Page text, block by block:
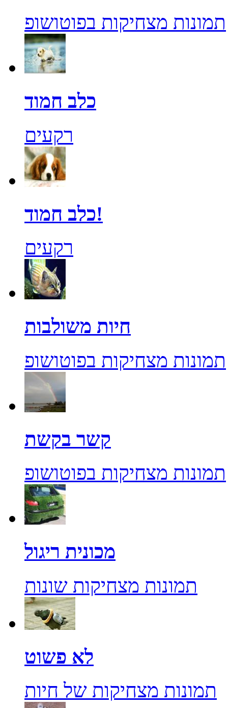
תמונות מצחיקות בפוטושופ
כלב חמוד
רקעים
כלב חמוד!
רקעים
חיות משולבות
תמונות מצחיקות בפוטושופ
קשר בקשת
תמונות מצחיקות בפוטושופ
מכונית ריגול
תמונות מצחיקות שונות
לא פשוט
תמונות מצחיקות של חיות